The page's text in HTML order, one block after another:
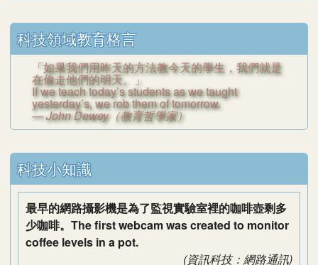
科技領域教育格言
「如果我們用昨天的方法教今天的學生，我們就是
在偷走他們的明天。」
If we teach today’s students as we taught
yesterday’s, we rob them of tomorrow.
— John Dewey（教育哲學家）
右邊區域內容
科技小知識
最早的網路攝影機是為了監視實驗室裡的咖啡壺剩多
少咖啡。The first webcam was created to monitor
coffee levels in a pot.
(資訊科技：網路通訊)